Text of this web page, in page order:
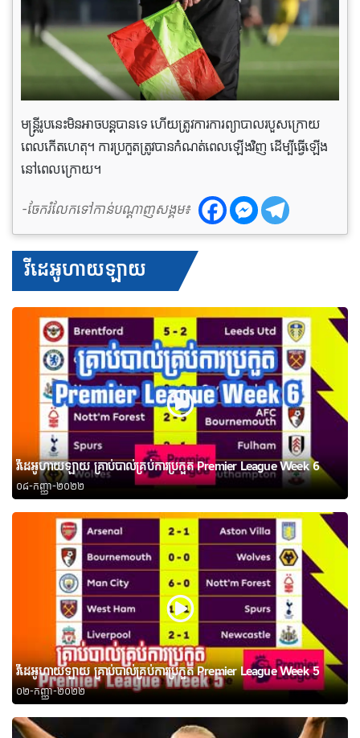
មន្ត្រីរូបនេះមិនអាចបន្តបានទេ ហើយត្រូវការការព្យាបាលរបួសក្រោយ
ពេលកើតហេតុ។ ការប្រកួតត្រូវបានកំណត់ពេលឡើងវិញ ដើម្បីធ្វើឡើង
នៅពេលក្រោយ។
-ចែករំលែកទៅកាន់បណ្តាញសង្គម៖
វីដេអូហាយឡាយ
វីដេអូហាយឡាយ គ្រាប់បាល់គ្រប់ការប្រកួត Premier League Week 6
០៨-កញ្ញា-២០២២
វីដេអូហាយឡាយ គ្រាប់បាល់គ្រប់ការប្រកួត Premier League Week 5
០២-កញ្ញា-២០២២